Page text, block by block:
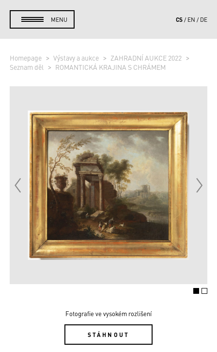
MENU CS EN DE
Homepage Výstavy a aukce
ZAHRADNÍ AUKCE 2022
Seznam děl
ROMANTICKÁ KRAJINA S CHRÁMEM
Fotografie ve vysokém rozlišení
STÁHNOUT